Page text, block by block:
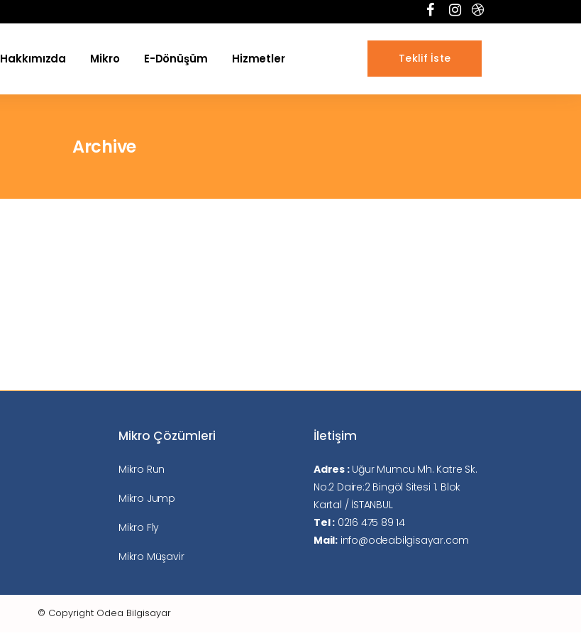
Teklif İste
Hakkımızda Mikro E-Dönüşüm Hizmetler
Archive
Mikro Çözümleri
Mikro Run
Mikro Jump
Mikro Fly
Mikro Müşavir
İletişim
Adres :Uğur Mumcu Mh. Katre Sk.
No:2 Daire:2 Bingöl Sitesi 1. Blok
Kartal / İSTANBUL
Tel : 0216 475 89 14
Mail: info@odeabilgisayar.com
© Copyright Odea Bilgisayar